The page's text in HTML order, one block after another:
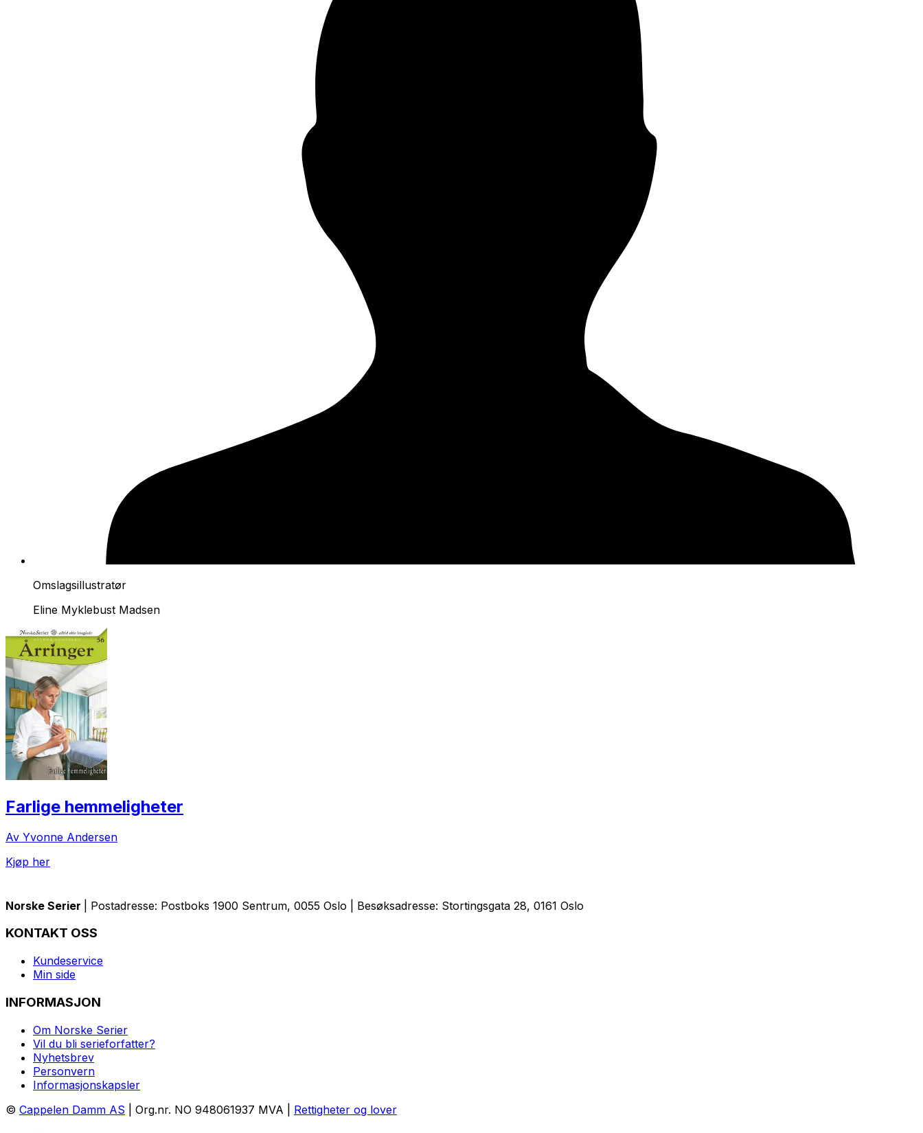
Omslagsillustratør
Eline Myklebust Madsen
Farlige hemmeligheter
Av Yvonne Andersen
Kjøp her
Norske Serier | Postadresse: Postboks 1900 Sentrum, 0055 Oslo | Besøksadresse: Stortingsgata 28, 0161 Oslo
KONTAKT OSS
Kundeservice
Min side
INFORMASJON
Om Norske Serier
Vil du bli serieforfatter?
Nyhetsbrev
Personvern
Informasjonskapsler
© Cappelen Damm AS | Org.nr. NO 948061937 MVA | Rettigheter og lover